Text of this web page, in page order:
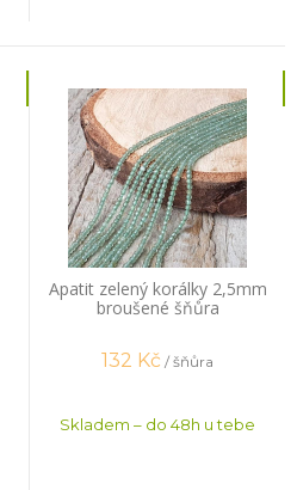
Apatit zelený korálky 2,5mm
broušené šňůra
132 Kč / šňůra
Skladem – do 48h u tebe